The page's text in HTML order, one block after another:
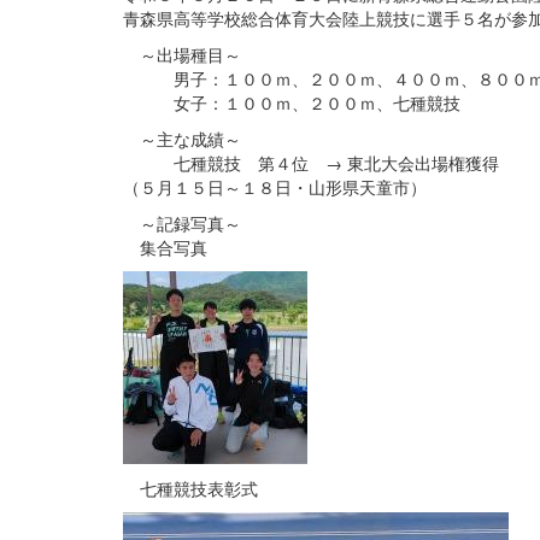
青森県高等学校総合体育大会陸上競技に選手５名が参
～出場種目～
男子：１００ｍ、２００ｍ、４００ｍ、８００
女子：１００ｍ、２００ｍ、七種競技
～主な成績～
七種競技 第４位 → 東北大会出場権獲得
（５月１５日～１８日・山形県天童市）
～記録写真～
集合写真
七種競技表彰式